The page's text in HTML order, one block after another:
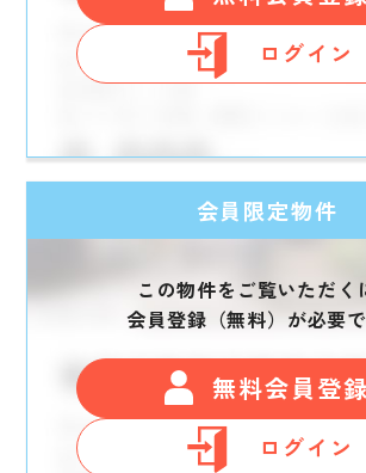
ログイン
会員限定物件
この物件をご覧いただく
会員登録（無料）が必要で
無料会員登録
ログイン